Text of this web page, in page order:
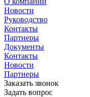
Новости
Руководство
Контакты
Партнеры
Документы
Контакты
Новости
Партнеры
Заказать звонок
Задать вопрос